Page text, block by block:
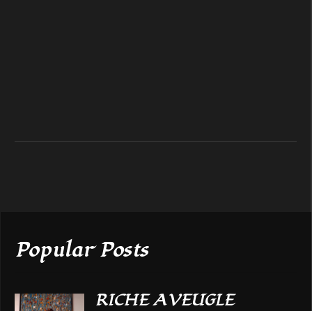
Popular Posts
RICHE AVEUGLE